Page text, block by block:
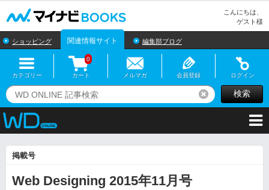
こんにちは、
ゲスト様
ショッピング 関連情報サイト 編集部ブログ
カテゴリー カート
0
メルマガ 会員登録 ログイン
リセット検索
掲載号
Web Designing 2015年11月号